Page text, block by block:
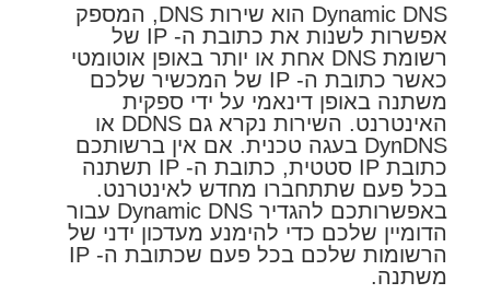
Dynamic DNS הוא שירות DNS, המספק
אפשרות לשנות את כתובת ה- IP של
רשומת DNS אחת או יותר באופן אוטומטי
כאשר כתובת ה- IP של המכשיר שלכם
משתנה באופן דינאמי על ידי ספקית
האינטרנט. השירות נקרא גם DDNS או
DynDNS בעגה טכנית. אם אין ברשותכם
כתובת IP סטטית, כתובת ה- IP תשתנה
בכל פעם שתתחברו מחדש לאינטרנט.
באפשרותכם להגדיר Dynamic DNS עבור
הדומיין שלכם כדי להימנע מעדכון ידני של
הרשומות שלכם בכל פעם שכתובת ה- IP
משתנה.